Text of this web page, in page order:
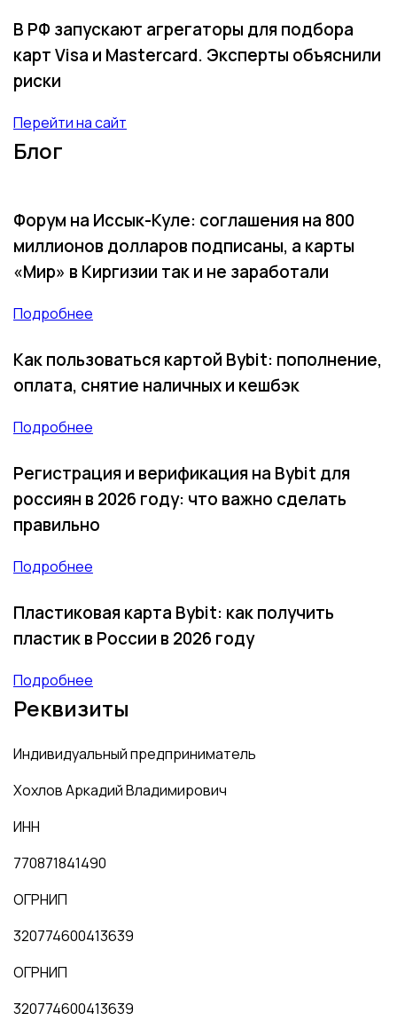
В РФ запускают агрегаторы для подбора
карт Visa и Mastercard. Эксперты объяснили
риски
Перейти на сайт
Блог
Форум на Иссык-Куле: соглашения на 800
миллионов долларов подписаны, а карты
«Мир» в Киргизии так и не заработали
Подробнее
Как пользоваться картой Bybit: пополнение,
оплата, снятие наличных и кешбэк
Подробнее
Регистрация и верификация на Bybit для
россиян в 2026 году: что важно сделать
правильно
Подробнее
Пластиковая карта Bybit: как получить
пластик в России в 2026 году
Подробнее
Реквизиты
Индивидуальный предприниматель
Хохлов Аркадий Владимирович
ИНН
770871841490
ОГРНИП
320774600413639
ОГРНИП
320774600413639